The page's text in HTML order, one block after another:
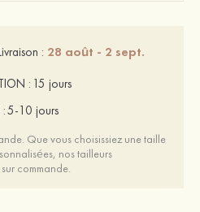
: 28 août - 2 sept.
: 15 jours
:5-10 jours
Que vous choisissiez une taille
nos tailleurs
commande.